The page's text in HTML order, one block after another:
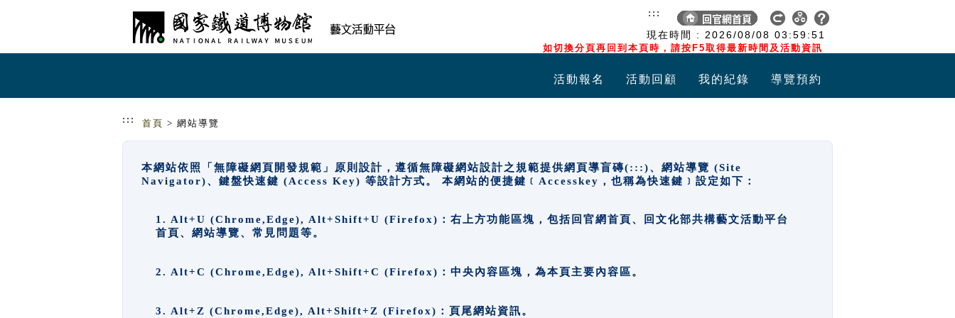
現在時間 : 2026/08/08 03:59:51
如切換分頁再回到本頁時，請按F5取得最新時間及活動資訊
:::
活動報名 活動回顧 我的紀錄 導覽預約
::: 首頁 > 網站導覽
本網站依照「無障礙網頁開發規範」原則設計，遵循無障礙網站設計之規範提供網頁導盲磚(:::)、網站導覽 (Site
Navigator)、鍵盤快速鍵 (Access Key) 等設計方式。 本網站的便捷鍵﹝Accesskey，也稱為快速鍵﹞設定如下：
1. Alt+U (Chrome,Edge), Alt+Shift+U (Firefox)：右上方功能區塊，包括回官網首頁、回文化部共構藝文活動平台
首頁、網站導覽、常見問題等。
2. Alt+C (Chrome,Edge), Alt+Shift+C (Firefox)：中央內容區塊，為本頁主要內容區。
3. Alt+Z (Chrome,Edge), Alt+Shift+Z (Firefox)：頁尾網站資訊。